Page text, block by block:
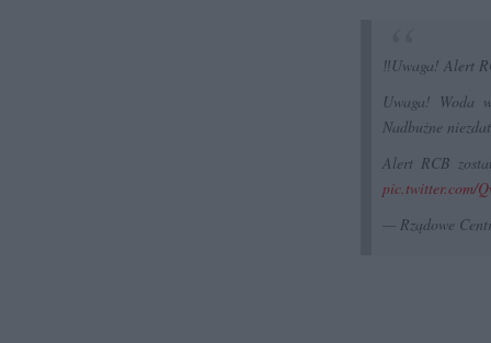
‼️Uwaga! Alert
Uwaga! Woda
Nadbużne
Alert RCB
pic.twitter.com/
— Rządowe